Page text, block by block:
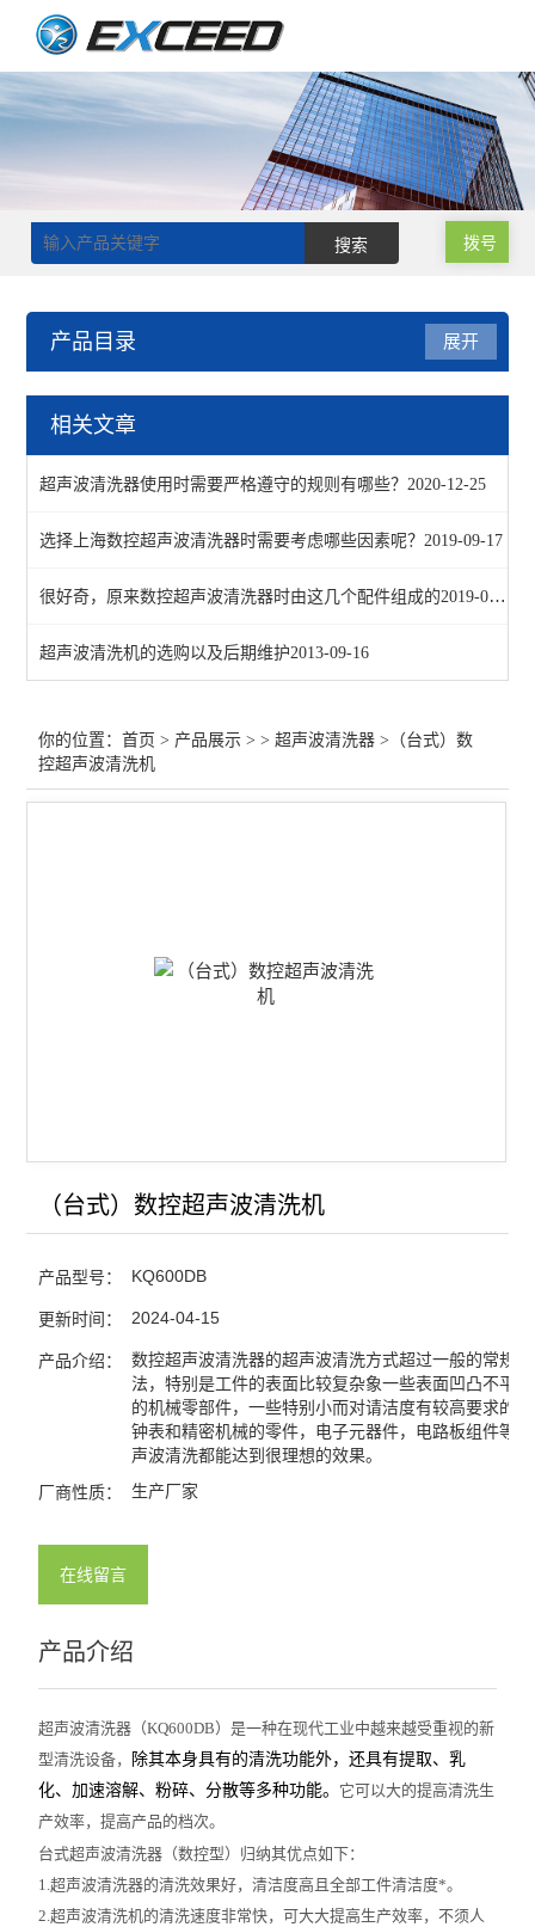
拨号
产品目录
超声波清洗器
查看全部 >>
展开
相关文章
超声波清洗器使用时需要严格遵守的规则有哪些？ 2020-12-25
选择上海数控超声波清洗器时需要考虑哪些因素呢？ 2019-09-17
很好奇，原来数控超声波清洗器时由这几个配件组成的2019-07-09
超声波清洗机的选购以及后期维护2013-09-16
你的位置：首页 > 产品展示 > >超声波清洗器 >（台式）数
控超声波清洗机
（台式）数控超声波清洗机
产品型号： KQ600DB
更新时间： 2024-04-15
产品介绍：
数控超声波清洗器的超声波清洗方式超过一般的常规
法，特别是工件的表面比较复杂象一些表面凹凸不平
的机械零部件，一些特别小而对请洁度有较高要求的
钟表和精密机械的零件，电子元器件，电路板组件等
声波清洗都能达到很理想的效果。
厂商性质： 生产厂家
在线留言
产品介绍
超声波清洗器（KQ600DB）是一种在现代工业中越来越受重视的新
型清洗设备，
除其本身具有的清洗功能外，还具有提取、乳
化、加速溶解、粉碎、分散等多种功能。 它可以大的提高清洗生
产效率，提高产品的档次。
台式超声波清洗器（数控型）归纳其优点如下：
1.超声波清洗器的清洗效果好，清洁度高且全部工件清洁度*。
2.超声波清洗机的清洗速度非常快，可大大提高生产效率，不须人